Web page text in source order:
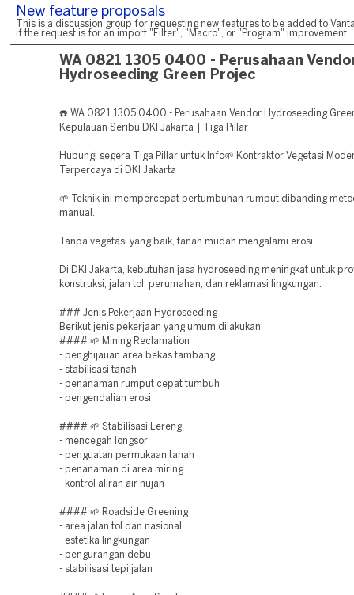
New feature proposals
This is a discussion group for requesting new features to be added to
if the request is for an import "Filter", "Macro", or "Program" improvement.
WA 0821 1305 0400 - Perusahaan
Hydroseeding Green Projec
☎️ WA 0821 1305 0400 - Perusahaan Vendor Hydroseeding
Kepulauan Seribu DKI Jakarta | Tiga Pillar
Hubungi segera Tiga Pillar untuk Info🌱 Kontraktor Vegetasi
Terpercaya di DKI Jakarta
🌱 Teknik ini mempercepat pertumbuhan rumput dibanding
manual.
Tanpa vegetasi yang baik, tanah mudah mengalami erosi.
Di DKI Jakarta, kebutuhan jasa hydroseeding meningkat untuk
konstruksi, jalan tol, perumahan, dan reklamasi lingkungan.
### Jenis Pekerjaan Hydroseeding
Berikut jenis pekerjaan yang umum dilakukan:
#### 🌱 Mining Reclamation
- penghijauan area bekas tambang
- stabilisasi tanah
- penanaman rumput cepat tumbuh
- pengendalian erosi
#### 🌱 Stabilisasi Lereng
- mencegah longsor
- penguatan permukaan tanah
- penanaman di area miring
- kontrol aliran air hujan
#### 🌱 Roadside Greening
- area jalan tol dan nasional
- estetika lingkungan
- pengurangan debu
- stabilisasi tepi jalan